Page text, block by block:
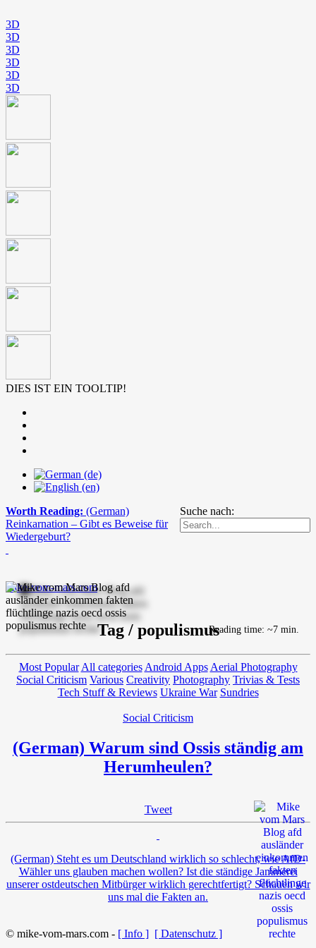
3D
3D
3D
3D
3D
3D
DIES IST EIN TOOLTIP!
Suche nach:
Worth Reading: (German)
Reinkarnation – Gibt es Beweise für
Wiedergeburt?
mike-vom-mars.com
Tag / populismus
Most Popular All categories Android Apps Aerial Photography
Social Criticism Various Creativity Photography Trivias & Tests
Tech Stuff & Reviews Ukraine War Sundries
Social Criticism
(German) Warum sind Ossis ständig am
Herumheulen?
Tweet
Reading time: ~7 min.
(German) Steht es um Deutschland wirklich so schlecht, wie AfD-
Wähler uns glauben machen wollen? Ist die ständige Jammerei
unserer ostdeutschen Mitbürger wirklich gerechtfertigt? Schauen wir
uns mal die Fakten an.
© mike-vom-mars.com - [ Info ] [ Datenschutz ]